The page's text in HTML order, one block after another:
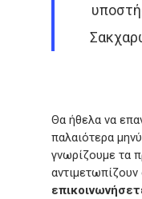
Θα ήθελα να
παλαιότερα
γνωρίζουμε τα
αντιμετωπίζουν